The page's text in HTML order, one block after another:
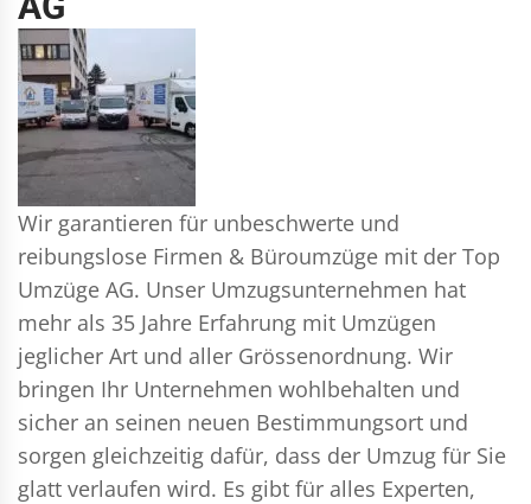
Wir garantieren für unbeschwerte und
reibungslose Firmen & Büroumzüge mit der Top
Umzüge AG. Unser Umzugsunternehmen hat
mehr als 35 Jahre Erfahrung mit Umzügen
jeglicher Art und aller Grössenordnung. Wir
bringen Ihr Unternehmen wohlbehalten und
sicher an seinen neuen Bestimmungsort und
sorgen gleichzeitig dafür, dass der Umzug für Sie
glatt verlaufen wird. Es gibt für alles Experten,